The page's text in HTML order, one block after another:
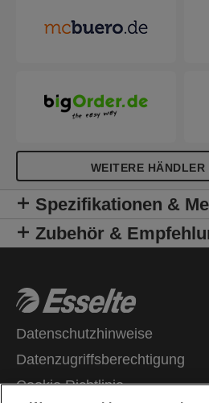
WEITERE HÄNDLER
Spezifikationen &
Zubehör &
Datenschutzhinweise
Datenzugriffsberechtigung
Cookie Richtlinie